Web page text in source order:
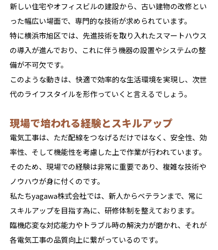
新しい住宅やオフィスビルの建設から、古い建物の改修とい
った幅広い場面で、専門的な技術が求められています。
特に横浜市旭区では、先進技術を取り入れたスマートハウス
の導入が進んでおり、これに伴う機器の設置やシステムの整
備が不可欠です。
このような動きは、快適で効率的な生活環境を実現し、次世
代のライフスタイルを形作っていくと言えるでしょう。
現場で培われる経験とスキルアップ
電気工事は、ただ配線をつなげるだけではなく、安全性、効
率性、そして機能性を考慮した上で作業が行われています。
そのため、現場での経験は非常に重要であり、複雑な技術や
ノウハウが身に付くのです。
私たちyagawa株式会社では、新人からベテランまで、常に
スキルアップを目指す為に、研修体制を整えております。
臨機応変な対応能力やトラブル時の解決力が磨かれ、それが
各電気工事の品質向上に繋がっているのです。